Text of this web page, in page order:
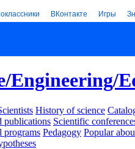
ВКонтакте Игры
Engineering/
History of science
publications Scientific
programs Pedagogy Popular